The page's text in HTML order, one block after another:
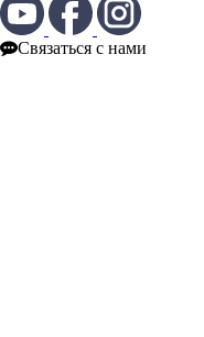
Связаться с нами